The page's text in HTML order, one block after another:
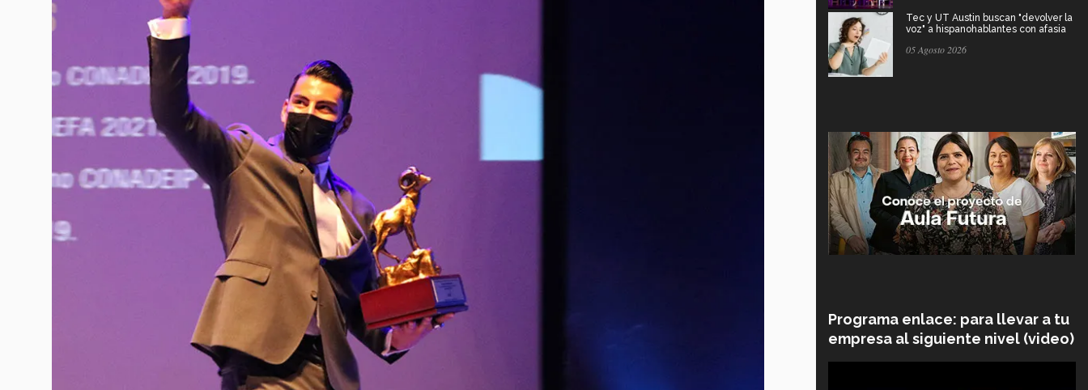
Tec y UT Austin buscan "devolver la
voz" a hispanohablantes con afasia
05 Agosto 2026
Programa enlace: para llevar a tu
empresa al siguiente nivel (video)